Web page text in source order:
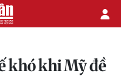
khó khi Mỹ đề